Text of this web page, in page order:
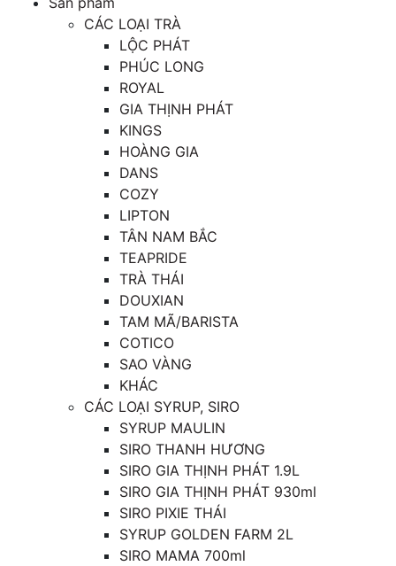
CÁC LOẠI TRÀ
LỘC PHÁT
PHÚC LONG
ROYAL
GIA THỊNH PHÁT
KINGS
HOÀNG GIA
DANS
COZY
LIPTON
TÂN NAM BẮC
TEAPRIDE
TRÀ THÁI
DOUXIAN
TAM MÃ/BARISTA
COTICO
SAO VÀNG
KHÁC
CÁC LOẠI SYRUP, SIRO
SYRUP MAULIN
SIRO THANH HƯƠNG
SIRO GIA THỊNH PHÁT 1.9L
SIRO GIA THỊNH PHÁT 930ml
SIRO PIXIE THÁI
SYRUP GOLDEN FARM 2L
SIRO MAMA 700ml